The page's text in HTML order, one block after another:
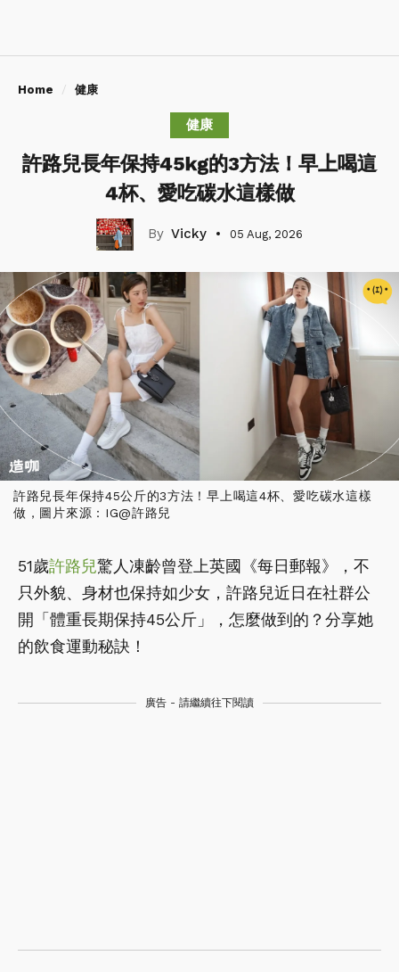
Home 健康
健康
許路兒長年保持45kg的3方法！早上喝這
4杯、愛吃碳水這樣做
Vicky 05 Aug, 2026
許路兒長年保持45公斤的3方法！早上喝這4杯、愛吃碳水這樣
做，圖片來源：IG@許路兒
51歲許路兒驚人凍齡曾登上英國《每日郵報》，不
只外貌、身材也保持如少女，許路兒近日在社群公
開「體重長期保持45公斤」，怎麼做到的？分享她
的飲食運動秘訣！
廣告 - 請繼續往下閱讀